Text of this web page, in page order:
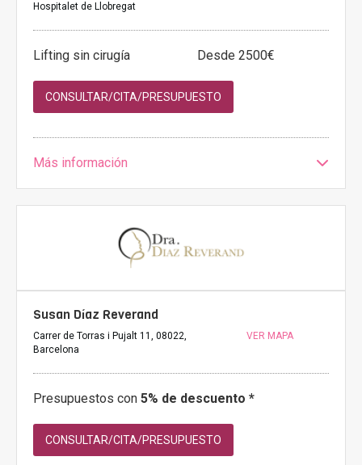
Hospitalet de Llobregat
Lifting sin cirugía Desde 2500€
CONSULTAR/CITA/PRESUPUESTO
Más información
Susan Díaz Reverand
Carrer de Torras i Pujalt 11, 08022,
Barcelona
VER MAPA
Presupuestos con 5% de descuento *
CONSULTAR/CITA/PRESUPUESTO